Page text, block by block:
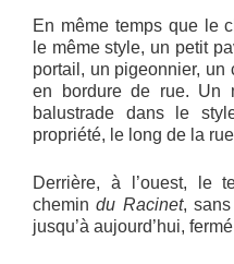
En même temps que le
le même style, un petit
portail, un pigeonnier, un
en bordure de rue. Un
balustrade dans le
propriété, le long de la
Derrière, à l’ouest, le
chemindu Racinet,
jusqu’à aujourd’hui,